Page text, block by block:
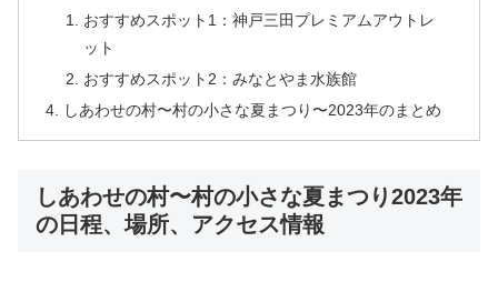
おすすめスポット1：神戸三田プレミアムアウトレ
ット
おすすめスポット2：みなとやま水族館
しあわせの村〜村の小さな夏まつり〜2023年のまとめ
しあわせの村〜村の小さな夏まつり2023年
の日程、場所、アクセス情報